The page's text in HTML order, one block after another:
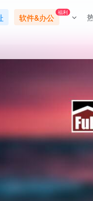
软件&办公
福利